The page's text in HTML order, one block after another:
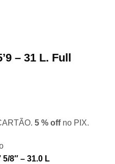
– 31 L. Full
5 % offno PIX.
5/8″ – 31.0 L